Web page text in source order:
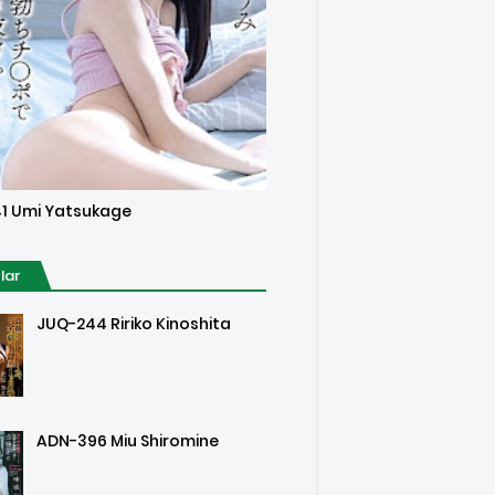
Umi Yatsukage
JUQ-244 Ririko Kinoshita
ADN-396 Miu Shiromine